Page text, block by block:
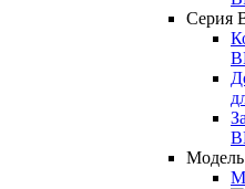
Серия